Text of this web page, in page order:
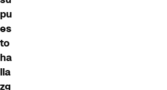
pu
es
to
ha
lla
zg